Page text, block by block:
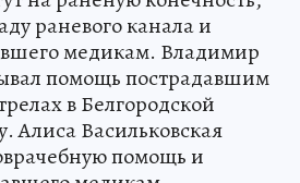
раневого канала и
медикам. Владимир
помощь пострадавшим
в Белгородской
Алиса Васильковская
помощь и